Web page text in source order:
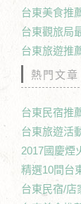
台東美食推
台東觀旅局
台東旅遊推
熱門文章
台東民宿推
台東旅遊活
2017國慶煙
精選10間台
台東民宿/店